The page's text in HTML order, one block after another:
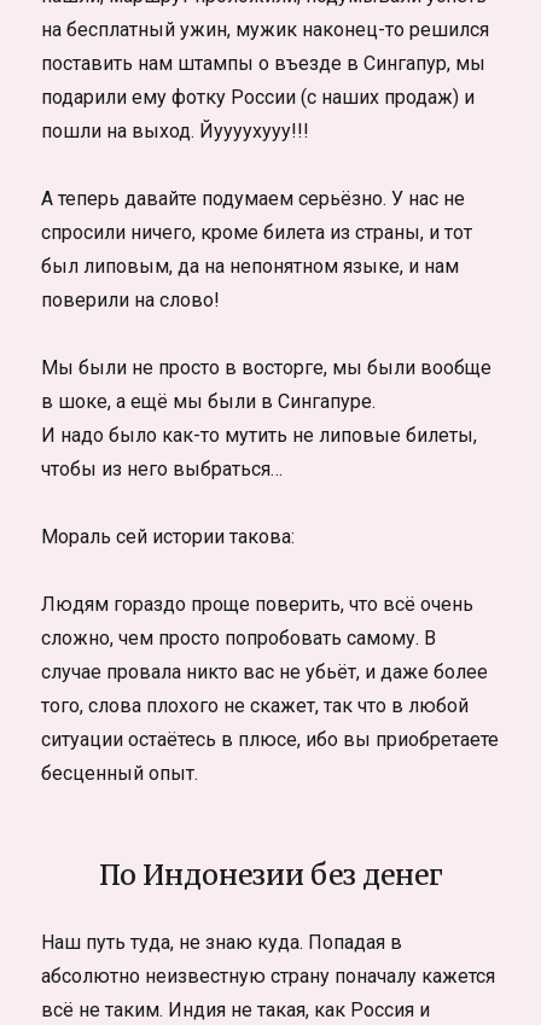
на бесплатный ужин, мужик наконец-то решился
поставить нам штампы о въезде в Сингапур, мы
подарили ему фотку России (с наших продаж) и
пошли на выход. Йуууухууу!!!
А теперь давайте подумаем серьёзно. У нас не
спросили ничего, кроме билета из страны, и тот
был липовым, да на непонятном языке, и нам
поверили на слово!
Мы были не просто в восторге, мы были вообще
в шоке, а ещё мы были в Сингапуре.
И надо было как-то мутить не липовые билеты,
чтобы из него выбраться…
Мораль сей истории такова:
Людям гораздо проще поверить, что всё очень
сложно, чем просто попробовать самому. В
случае провала никто вас не убьёт, и даже более
того, слова плохого не скажет, так что в любой
ситуации остаётесь в плюсе, ибо вы приобретаете
бесценный опыт.
По Индонезии без денег
Наш путь туда, не знаю куда. Попадая в
абсолютно неизвестную страну поначалу кажется
всё не таким. Индия не такая, как Россия и